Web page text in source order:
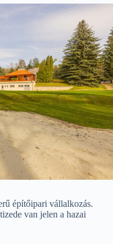
építőipari vállalkozás.
van jelen a hazai